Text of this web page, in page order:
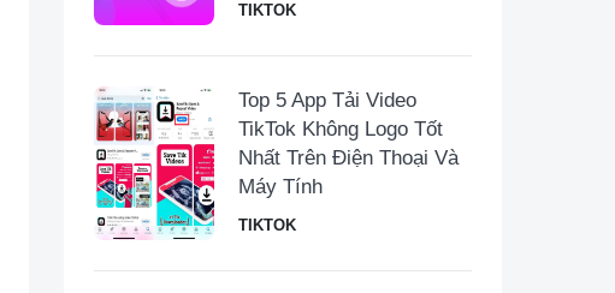
TIKTOK
Top 5 App Tải Video
TikTok Không Logo Tốt
Nhất Trên Điện Thoại Và
Máy Tính
TIKTOK